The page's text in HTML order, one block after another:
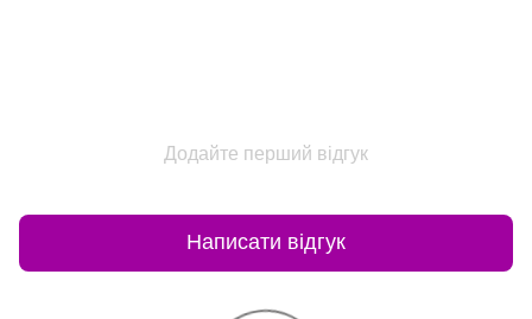
Додайте перший відгук
Написати відгук